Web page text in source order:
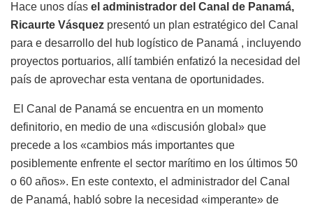
Hace unos días el administrador del Canal de Panamá,
Ricaurte Vásquez presentó un plan estratégico del Canal
para e desarrollo del hub logístico de Panamá , incluyendo
proyectos portuarios, allí también enfatizó la necesidad del
país de aprovechar esta ventana de oportunidades.
El Canal de Panamá se encuentra en un momento
definitorio, en medio de una «discusión global» que
precede a los «cambios más importantes que
posiblemente enfrente el sector marítimo en los últimos 50
o 60 años». En este contexto, el administrador del Canal
de Panamá, habló sobre la necesidad «imperante» de